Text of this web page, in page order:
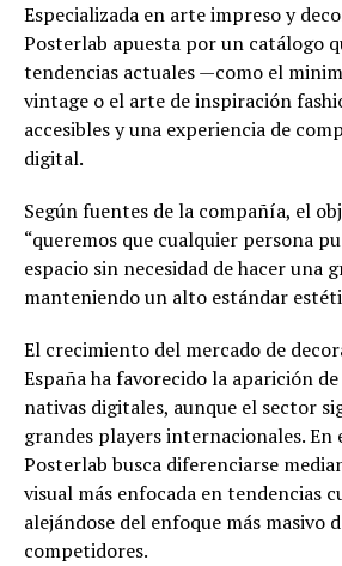
Especializada en arte impreso y
Posterlab apuesta por un catálogo
tendencias actuales —como el
vintage o el arte de inspiración
accesibles y una experiencia de
digital.
Según fuentes de la compañía, el
“queremos que cualquier persona
espacio sin necesidad de hacer una
manteniendo un alto estándar
El crecimiento del mercado de
España ha favorecido la aparición
nativas digitales, aunque el sector
grandes players internacionales. En
Posterlab busca diferenciarse
visual más enfocada en tendencias
alejándose del enfoque más masivo
competidores.